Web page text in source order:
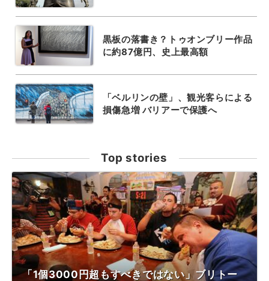
黒板の落書き？トゥオンブリー作品
に約87億円、史上最高額
「ベルリンの壁」、観光客らによる
損傷急増 バリアーで保護へ
Top stories
「1個3000円超もすべきではない」ブリトー